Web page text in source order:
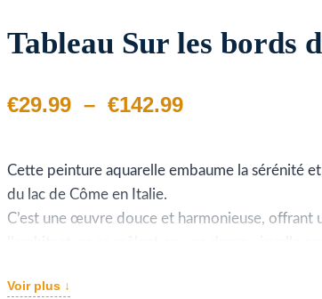
Tableau Sur les bords
€29.99 – €142.99Plage
prix :
Cette peinture aquarelle embaume la sérénité
du lac de Côme en Italie.
C’est une œuvre douce et harmonieuse, offrant
beauté paisible de ce paysage idyllique et
Voir plus ↓